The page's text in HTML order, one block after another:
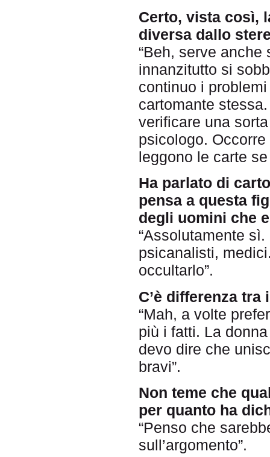
Certo, vista così,
diversa dallo
“Beh, serve
innanzitutto si
continuo i
cartomante
verificare una
psicologo. Occorre
leggono le carte
Ha parlato di
pensa a questa
degli uomini che
“Assolutamente
psicanalisti,
occultarlo”.
C’è differenza tra
“Mah, a volte
più i fatti. La
devo dire che
bravi”.
Non teme che
per quanto ha
“Penso che
sull’argomento”.